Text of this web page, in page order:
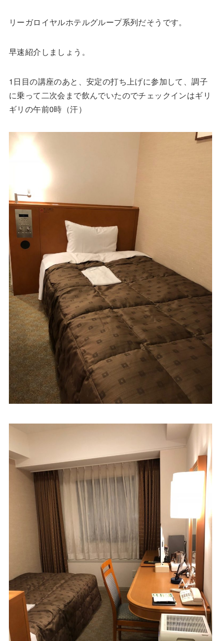
リーガロイヤルホテルグループ系列だそうです。
早速紹介しましょう。
1日目の講座のあと、安定の打ち上げに参加して、調子
に乗って二次会まで飲んでいたのでチェックインはギリ
ギリの午前0時（汗）